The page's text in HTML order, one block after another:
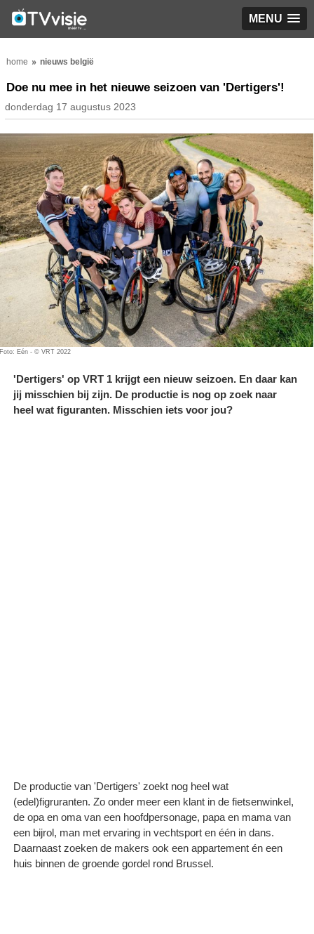
MENU
home nieuws belgië
Doe nu mee in het nieuwe seizoen van 'Dertigers'!
donderdag 17 augustus 2023
Foto: Eén - © VRT 2022
'Dertigers' op VRT 1 krijgt een nieuw seizoen. En daar kan
jij misschien bij zijn. De productie is nog op zoek naar
heel wat figuranten. Misschien iets voor jou?
De productie van 'Dertigers' zoekt nog heel wat
(edel)figruranten. Zo onder meer een klant in de fietsenwinkel,
de opa en oma van een hoofdpersonage, papa en mama van
een bijrol, man met ervaring in vechtsport en één in dans.
Daarnaast zoeken de makers ook een appartement én een
huis binnen de groende gordel rond Brussel.